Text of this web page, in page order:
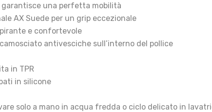
una perfetta mobilità
AX Suede per un grip eccezionale
e confortevole
antivesciche sull’interno del pollice
in TPR
in silicone
solo a mano in acqua fredda o ciclo delicato in